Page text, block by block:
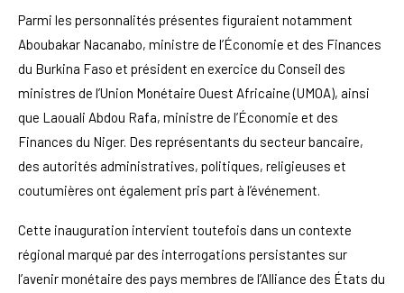
Parmi les personnalités présentes figuraient notamment
Aboubakar Nacanabo, ministre de l’Économie et des Finances
du Burkina Faso et président en exercice du Conseil des
ministres de l’Union Monétaire Ouest Africaine (UMOA), ainsi
que Laouali Abdou Rafa, ministre de l’Économie et des
Finances du Niger. Des représentants du secteur bancaire,
des autorités administratives, politiques, religieuses et
coutumières ont également pris part à l’événement.
Cette inauguration intervient toutefois dans un contexte
régional marqué par des interrogations persistantes sur
l’avenir monétaire des pays membres de l’Alliance des États du